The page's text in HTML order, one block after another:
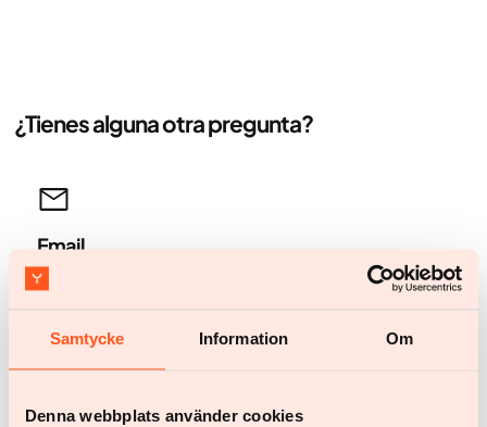
Samtycke Information Om
Denna webbplats använder cookies
¿Tienes alguna otra pregunta?
Email
Answer within 24 hours.